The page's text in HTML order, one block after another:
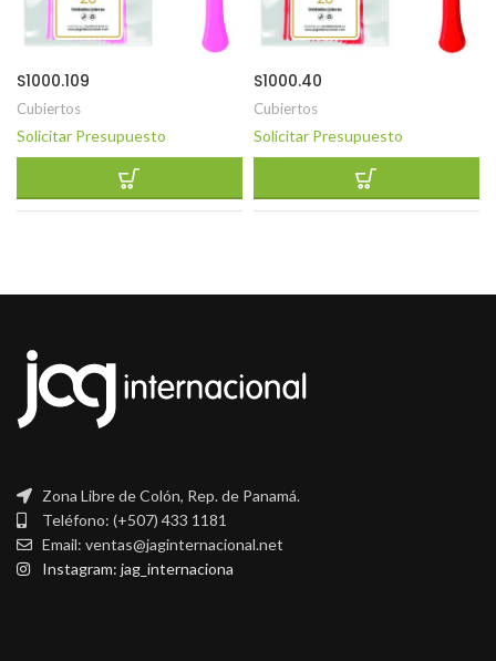
S1000.109
Cubiertos
Solicitar Presupuesto
S1000.40
Cubiertos
Solicitar Presupuesto
Zona Libre de Colón, Rep. de Panamá.
Teléfono: (+507) 433 1181
Email: ventas@jaginternacional.net
Instagram: jag_internaciona